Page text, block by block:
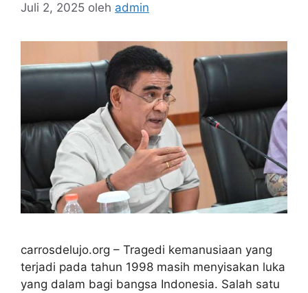
Juli 2, 2025 oleh admin
carrosdelujo.org – Tragedi kemanusiaan yang
terjadi pada tahun 1998 masih menyisakan luka
yang dalam bagi bangsa Indonesia. Salah satu